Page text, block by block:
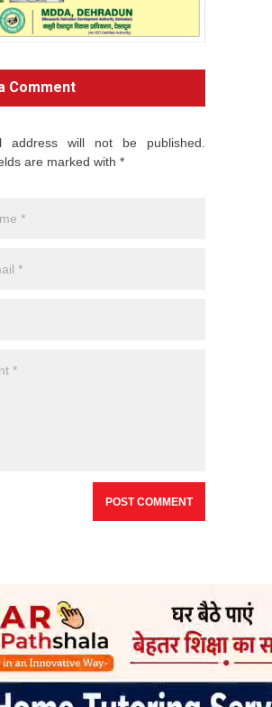
Comment
address will not be published.
are marked with *